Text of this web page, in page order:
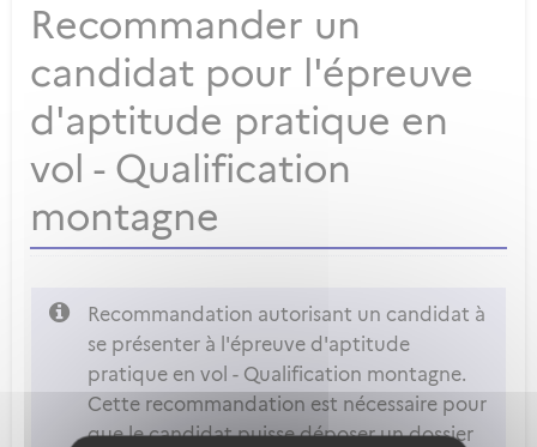
Recommander un
candidat pour l'épreuve
d'aptitude pratique en
vol - Qualification
montagne
Recommandation autorisant un candidat à
se présenter à l'épreuve d'aptitude
pratique en vol - Qualification montagne.
Cette recommandation est nécessaire pour
que le candidat puisse déposer un dossier